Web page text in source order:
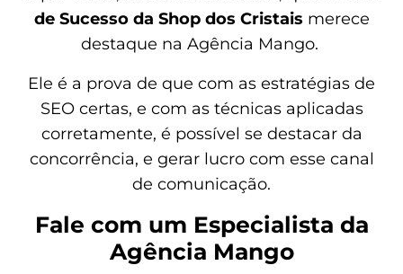
de Sucesso da Shop dos Cristais merece
destaque na Agência Mango.
Ele é a prova de que com as estratégias de
SEO certas, e com as técnicas aplicadas
corretamente, é possível se destacar da
concorrência, e gerar lucro com esse canal
de comunicação.
Fale com um Especialista da
Agência Mango